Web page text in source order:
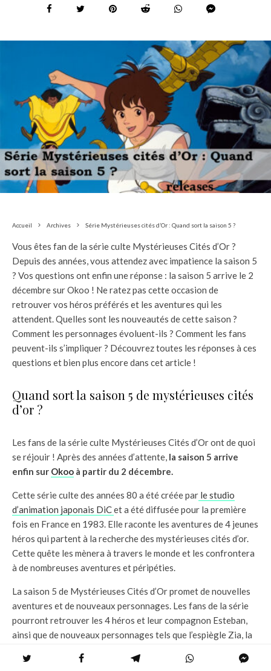
Accueil Archives Série Mystérieuses cités d’Or : Quand sort la saison 5 ?
Vous êtes fan de la série culte Mystérieuses Cités d’Or ?
Depuis des années, vous attendez avec impatience la saison 5
? Vos questions ont enfin une réponse : la saison 5 arrive le 2
décembre sur Okoo ! Ne ratez pas cette occasion de
retrouver vos héros préférés et les aventures qui les
attendent. Quelles sont les nouveautés de cette saison ?
Comment les personnages évoluent-ils ? Comment les fans
peuvent-ils s’impliquer ? Découvrez toutes les réponses à ces
questions et bien plus encore dans cet article !
Quand sort la saison 5 de mystérieuses cités
d’or ?
Les fans de la série culte Mystérieuses Cités d’Or ont de quoi
se réjouir ! Après des années d’attente, la saison 5 arrive
enfin sur Okoo à partir du 2 décembre.
Cette série culte des années 80 a été créée par le studio
d’animation japonais DiCet a été diffusée pour la première
fois en France en 1983. Elle raconte les aventures de 4 jeunes
héros qui partent à la recherche des mystérieuses cités d’or.
Cette quête les mènera à travers le monde et les confrontera
à de nombreuses aventures et péripéties.
La saison 5 de Mystérieuses Cités d’Or promet de nouvelles
aventures et de nouveaux personnages. Les fans de la série
pourront retrouver les 4 héros et leur compagnon Esteban,
ainsi que de nouveaux personnages tels que l’espiègle Zia, la